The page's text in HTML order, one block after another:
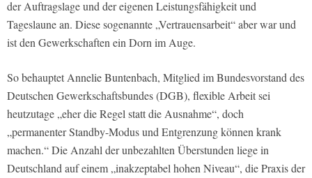
der Auftragslage und der eigenen Leistungsfähigkeit und
Tageslaune an. Diese sogenannte „Vertrauensarbeit“ aber war und
ist den Gewerkschaften ein Dorn im Auge.
So behauptet Annelie Buntenbach, Mitglied im Bundesvorstand des
Deutschen Gewerkschaftsbundes (DGB), flexible Arbeit sei
heutzutage „eher die Regel statt die Ausnahme“, doch
„permanenter Standby-Modus und Entgrenzung können krank
machen.“ Die Anzahl der unbezahlten Überstunden liege in
Deutschland auf einem „inakzeptabel hohen Niveau“, die Praxis der